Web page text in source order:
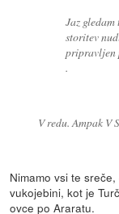
Jaz
storitev
pripravljen
.
V redu. Ampak V
Nimamo vsi te
vukojebini, kot je
ovce po Araratu.